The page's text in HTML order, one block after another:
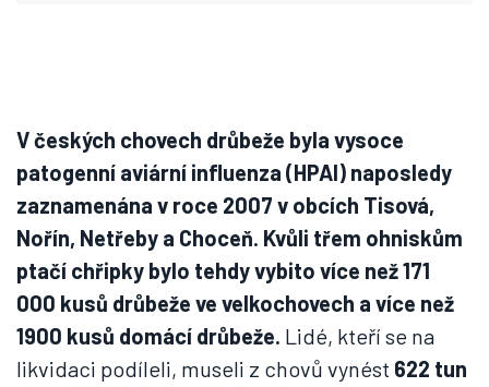
V českých chovech drůbeže byla vysoce
patogenní aviární influenza (HPAI) naposledy
zaznamenána v roce 2007 v obcích Tisová,
Nořín, Netřeby a Choceň. Kvůli třem ohniskům
ptačí chřipky bylo tehdy vybito více než 171
000 kusů drůbeže ve velkochovech a více než
1900 kusů domácí drůbeže. Lidé, kteří se na
likvidaci podíleli, museli z chovů vynést 622 tun